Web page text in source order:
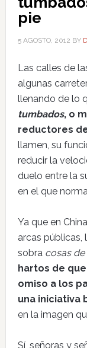
pie
5 AGOSTO, 2012 BY
Las calles de
algunas
llenando de lo
tumbados, o
reductores
llamen, su
reducir la
duelo entre la
en el que
Ya que en
arcas públicas,
sobra cosas
hartos de
omiso a los
una iniciativa
en la imagen
Sí, señoras y